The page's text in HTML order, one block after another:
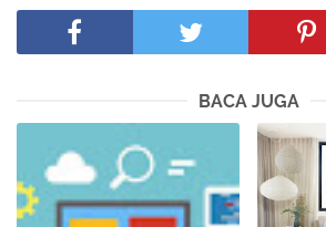
BACA JUGA